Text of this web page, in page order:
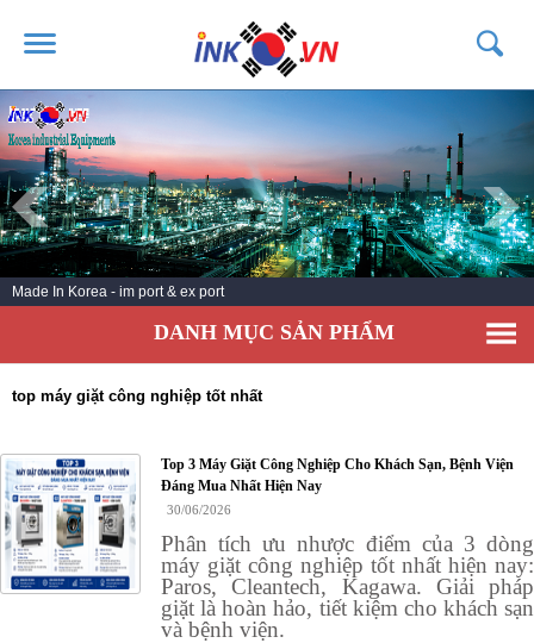
TRANG CHỦ
GIỚI THIỆU
SẢN PHẨM
DỊCH VỤ
TIN TỨC
KHÁCH HÀNG
Made In Korea - im port & ex port
DANH MỤC SẢN PHẨM
top máy giặt công nghiệp tốt nhất
Top 3 Máy Giặt Công Nghiệp Cho Khách Sạn, Bệnh Viện
Đáng Mua Nhất Hiện Nay
30/06/2026
Phân tích ưu nhược điểm của 3 dòng
máy giặt công nghiệp tốt nhất hiện nay:
Paros, Cleantech, Kagawa. Giải pháp
giặt là hoàn hảo, tiết kiệm cho khách sạn
và bệnh viện.